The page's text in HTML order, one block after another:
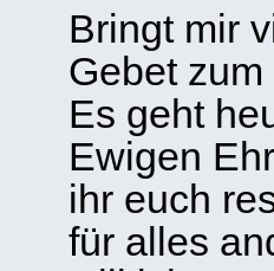
Bringt mir
Gebet
Es geht
Ewigen
ihr euch
für alles